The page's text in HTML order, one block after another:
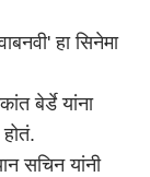
हा सिनेमा
बेर्डे यांना
सचिन यांनी